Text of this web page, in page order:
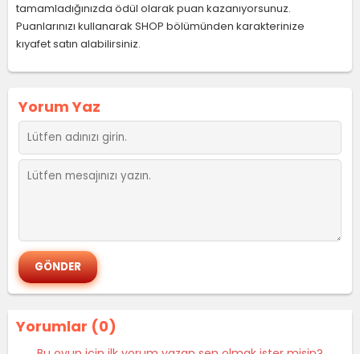
tamamladığınızda ödül olarak puan kazanıyorsunuz.
Puanlarınızı kullanarak SHOP bölümünden karakterinize
kıyafet satın alabilirsiniz.
Yorumlar (0)
Yorum Yaz